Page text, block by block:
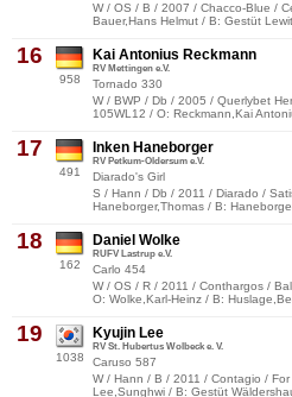
W / OS / B / 2007 / Chacco-Blue /
Bauer,Hans Helmut / B: Gestüt
16
958
Kai Antonius Reckmann
RV Mettingen e.V.
Tornado 330
W / BWP / Db / 2005 / Querlybet
105WL12 / O: Reckmann,Kai
17
491
Inken Haneborger
RV Petkum-Oldersum e.V.
Diarado's Girl
S / Hann / Db / 2011 / Diarado /
Haneborger,Thomas / B:
18
162
Daniel Wolke
RUFV Lastrup e.V.
Carlo 454
W / OS / R / 2011 / Conthargos /
O: Wolke,Karl-Heinz / B:
19
1038
Kyujin Lee
RV St. Hubertus Wolbeck e. V.
Caruso 587
W / Hann / B / 2011 / Contagio /
Lee,Sunghwi / B: Gestüt